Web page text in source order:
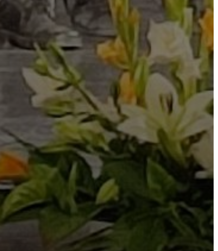
AZ
ÖNKORMÁNYZAT
KÉPVISELŐ-
TESTÜLET
VÁROSRENDÉSZET
TÁJÉKOZTATÓK
ÁTLÁTHATÓSÁG
AZ
ÖNKORMÁNYZATI